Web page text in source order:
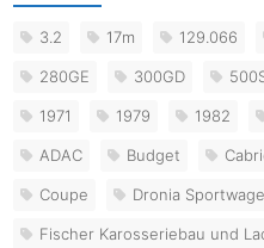
3.2 17m 129.066
280GE 300GD
1971 1979 1982
ADAC Budget
Coupe Dronia
Fischer Karosseriebau und